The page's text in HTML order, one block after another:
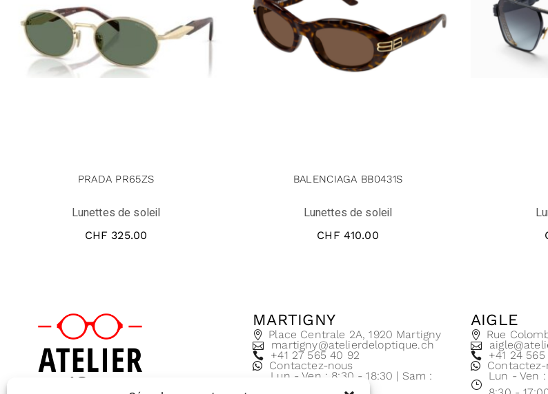
PRADA PR65ZS
Lunettes de soleil
CHF 325.00
BALENCIAGA BB0431S
Lunettes de soleil
CHF 410.00
MARTIGNY
Place Centrale 2A, 1920 Martigny
martigny@atelierdeloptique.ch
+41 27 565 40 92
Contactez-nous
Lun - Ven : 8:30 - 18:30 | Sam :
AIGLE
Rue
+41 24 565
Contactez-
Lun - Ven